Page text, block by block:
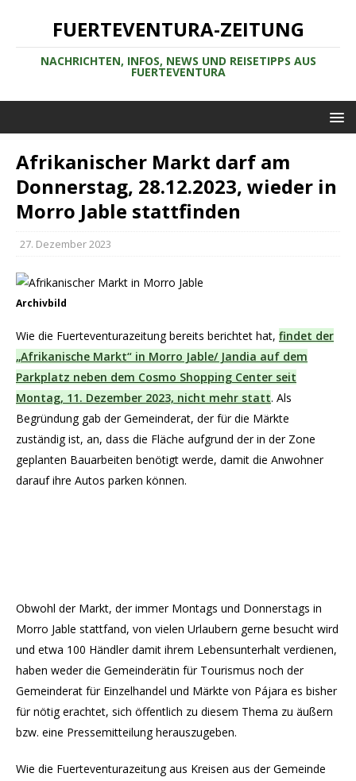
FUERTEVENTURA-ZEITUNG
NACHRICHTEN, INFOS, NEWS UND REISETIPPS AUS
FUERTEVENTURA
Afrikanischer Markt darf am
Donnerstag, 28.12.2023, wieder in
Morro Jable stattfinden
27. Dezember 2023
Archivbild
Wie die Fuerteventurazeitung bereits berichtet hat, findet der
„Afrikanische Markt“ in Morro Jable/ Jandia auf dem
Parkplatz neben dem Cosmo Shopping Center seit
Montag, 11. Dezember 2023, nicht mehr statt. Als
Begründung gab der Gemeinderat, der für die Märkte
zuständig ist, an, dass die Fläche aufgrund der in der Zone
geplanten Bauarbeiten benötigt werde, damit die Anwohner
darauf ihre Autos parken können.
Obwohl der Markt, der immer Montags und Donnerstags in
Morro Jable stattfand, von vielen Urlaubern gerne besucht wird
und etwa 100 Händler damit ihrem Lebensunterhalt verdienen,
haben weder die Gemeinderätin für Tourismus noch der
Gemeinderat für Einzelhandel und Märkte von Pájara es bisher
für nötig erachtet, sich öffentlich zu diesem Thema zu äußern
bzw. eine Pressemitteilung herauszugeben.
Wie die Fuerteventurazeitung aus Kreisen aus der Gemeinde